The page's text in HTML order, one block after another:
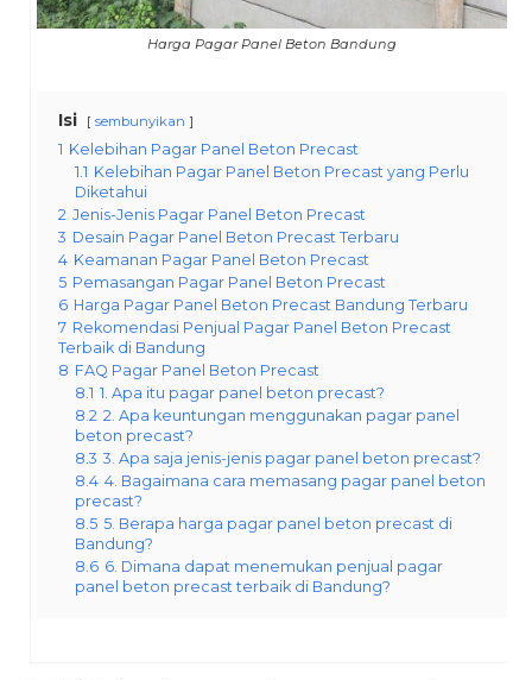
Harga Pagar Panel Beton Bandung
Isi sembunyikan
1 Kelebihan Pagar Panel Beton Precast
1.1 Kelebihan Pagar Panel Beton Precast yang Perlu
Diketahui
2 Jenis-Jenis Pagar Panel Beton Precast
3 Desain Pagar Panel Beton Precast Terbaru
4 Keamanan Pagar Panel Beton Precast
5 Pemasangan Pagar Panel Beton Precast
6 Harga Pagar Panel Beton Precast Bandung Terbaru
7 Rekomendasi Penjual Pagar Panel Beton Precast
Terbaik di Bandung
8 FAQ Pagar Panel Beton Precast
8.1 1. Apa itu pagar panel beton precast?
8.2 2. Apa keuntungan menggunakan pagar panel
beton precast?
8.3 3. Apa saja jenis-jenis pagar panel beton precast?
8.4 4. Bagaimana cara memasang pagar panel beton
precast?
8.5 5. Berapa harga pagar panel beton precast di
Bandung?
8.6 6. Dimana dapat menemukan penjual pagar
panel beton precast terbaik di Bandung?